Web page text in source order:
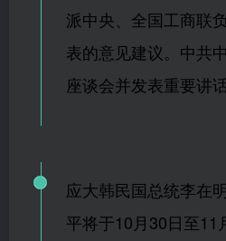
派中央、全国工商联
表的意见建议。中共
座谈会并发表重要讲话
应大韩民国总统李在
平将于10月30日至11